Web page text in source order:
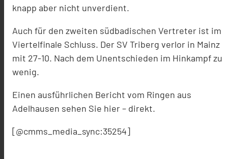
knapp aber nicht unverdient.
Auch für den zweiten südbadischen Vertreter ist im
Viertelfinale Schluss. Der SV Triberg verlor in Mainz
mit 27-10. Nach dem Unentschieden im Hinkampf zu
wenig.
Einen ausführlichen Bericht vom Ringen aus
Adelhausen sehen Sie hier – direkt.
[@cmms_media_sync:35254]